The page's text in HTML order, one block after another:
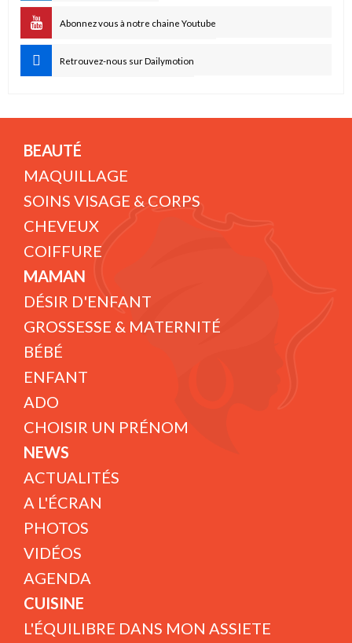
Abonnez vous à notre chaine Youtube
Retrouvez-nous sur Dailymotion
BEAUTÉ
MAQUILLAGE
SOINS VISAGE & CORPS
CHEVEUX
COIFFURE
MAMAN
DÉSIR D'ENFANT
GROSSESSE & MATERNITÉ
BÉBÉ
ENFANT
ADO
CHOISIR UN PRÉNOM
NEWS
ACTUALITÉS
A L'ÉCRAN
PHOTOS
VIDÉOS
AGENDA
CUISINE
L'ÉQUILIBRE DANS MON ASSIETE